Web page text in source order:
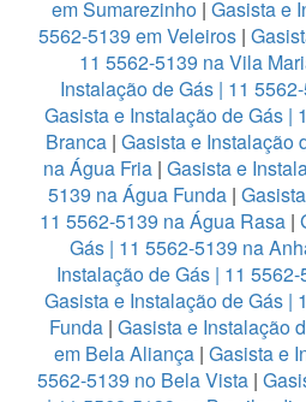
em Sumarezinho | Gasista e
5562-5139 em Veleiros |
11 5562-5139 na Vila
Instalação de Gás | 11
Gasista e Instalação de Gás |
Branca| Gasista e Instalação
na Água Fria| Gasista e
5139 na Água Funda |
11 5562-5139 na Água Rasa |
Gás | 11 5562-5139 na
Instalação de Gás | 11
Gasista e Instalação de Gás |
Funda | Gasista e Instalação
em Bela Aliança | Gasista e
5562-5139 no Bela Vista|